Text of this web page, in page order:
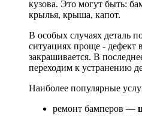
кузова. Это могут быть:
крылья, крыша, капот.
В особых случаях деталь
ситуациях проще - дефект
закрашивается. В
переходим к устранению
Наиболее популярные
ремонт бамперов —